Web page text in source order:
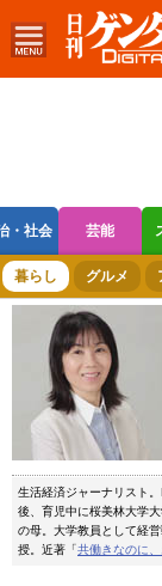
・社会 芸能
ボートレース 競輪
暮らし グルメ
生活経済ジャーナリスト
後、育児中に桜美林大学
の母。大学教員として経
授。近著「共働きなのに